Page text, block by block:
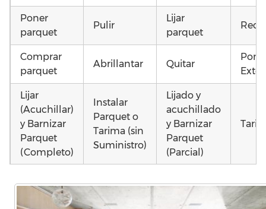
Poner
parquet
Pulir
Lijar
parquet
Comprar
parquet
Abrillantar Quitar
Lijar
(Acuchillar)
y Barnizar
Parquet
(Completo)
Instalar
Parquet o
Tarima (sin
Suministro)
Lijado y
acuchillado
y Barnizar
Parquet
(Parcial)
parquet o
Tarima
parquet o
Tarima
parquet o
Tarima